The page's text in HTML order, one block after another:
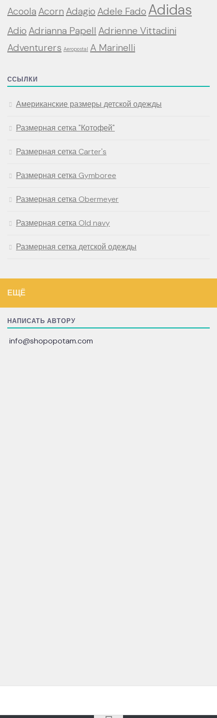
Acoola Acorn Adagio Adele Fado Adidas
Adio Adrianna Papell Adrienne Vittadini
Adventurers Aeropostal A Marinelli
ССЫЛКИ
Американские размеры детской одежды
Размерная сетка "Котофей"
Размерная сетка Carter's
Размерная сетка Gymboree
Размерная сетка Obermeyer
Размерная сетка Old navy
Размерная сетка детской одежды
ЕЩЁ
НАПИСАТЬ АВТОРУ
info@shopopotam.com